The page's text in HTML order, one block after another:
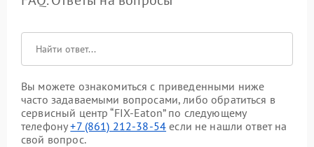
Вы можете ознакомиться с приведенными ниже
часто задаваемыми вопросами, либо обратиться в
сервисный центр “FIX-Eaton” по следующему
телефону+7 (861) 212-38-54 если не нашли ответ на
свой вопрос.